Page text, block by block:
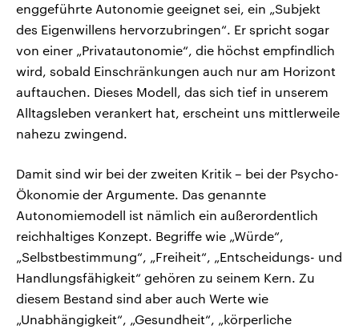
enggeführte Autonomie geeignet sei, ein „Subjekt
des Eigenwillens hervorzubringen“. Er spricht sogar
von einer „Privatautonomie“, die höchst empfindlich
wird, sobald Einschränkungen auch nur am Horizont
auftauchen. Dieses Modell, das sich tief in unserem
Alltagsleben verankert hat, erscheint uns mittlerweile
nahezu zwingend.
Damit sind wir bei der zweiten Kritik – bei der Psycho-
Ökonomie der Argumente. Das genannte
Autonomiemodell ist nämlich ein außerordentlich
reichhaltiges Konzept. Begriffe wie „Würde“,
„Selbstbestimmung“, „Freiheit“, „Entscheidungs- und
Handlungsfähigkeit“ gehören zu seinem Kern. Zu
diesem Bestand sind aber auch Werte wie
„Unabhängigkeit“, „Gesundheit“, „körperliche